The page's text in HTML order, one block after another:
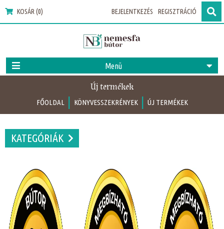
KOSÁR (0) BEJELENTKEZÉS REGISZTRÁCIÓ
Menü
Új termékek
FŐOLDAL KÖNYVESSZEKRÉNYEK ÚJ TERMÉKEK
KATEGÓRIÁK